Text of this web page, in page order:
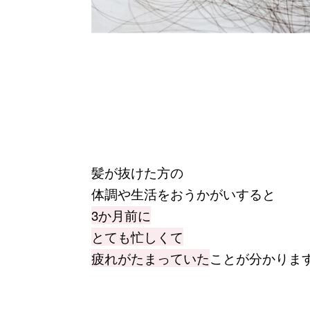
髪が抜けた方の
体調や生活をおうかがいすると
3か月前に
とても忙しくて
疲れがたまっていたことが分かりま